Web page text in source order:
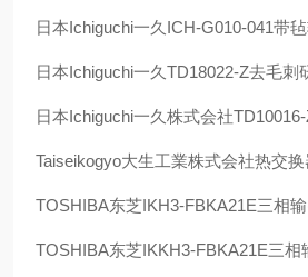
日本Ichiguchi一久 ICH-G010-041带
日本Ichiguchi一久 TD18022-Z去毛刺
日本Ichiguchi一久株式会社
Taiseikogyo大生工業株式会社热交换
TOSHIBA东芝IKH3-FBKA21E三相
TOSHIBA东芝IKKH3-FBKA21E三相